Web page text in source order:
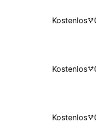
Kostenlos
Kostenlos
Kostenlos